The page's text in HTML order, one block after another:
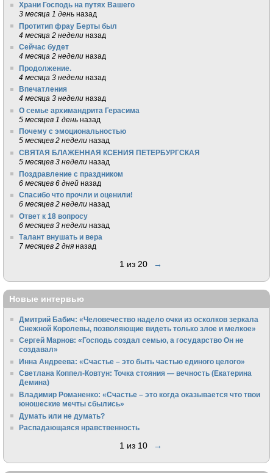
Храни Господь на путях Вашего
3 месяца 1 день назад
Протитип фрау Берты был
4 месяца 2 недели назад
Сейчас будет
4 месяца 2 недели назад
Продолжение.
4 месяца 3 недели назад
Впечатления
4 месяца 3 недели назад
О семье архимандрита Герасима
5 месяцев 1 день назад
Почему с эмоциональностью
5 месяцев 2 недели назад
СВЯТАЯ БЛАЖЕННАЯ КСЕНИЯ ПЕТЕРБУРГСКАЯ
5 месяцев 3 недели назад
Поздравление с праздником
6 месяцев 6 дней назад
Спасибо что прочли и оценили!
6 месяцев 2 недели назад
Ответ к 18 вопросу
6 месяцев 3 недели назад
Талант внушать и вера
7 месяцев 2 дня назад
1 из 20 →
Новые интервью
Дмитрий Бабич: «Человечество надело очки из осколков зеркала
Снежной Королевы, позволяющие видеть только злое и мелкое»
Сергей Марнов: «Господь создал семью, а государство Он не
создавал»
Инна Андреева: «Счастье – это быть частью единого целого»
Светлана Коппел-Ковтун: Точка стояния — вечность (Екатерина
Демина)
Владимир Романенко: «Счастье – это когда оказывается что твои
юношеские мечты сбылись»
Думать или не думать?
Распадающаяся нравственность
1 из 10 →